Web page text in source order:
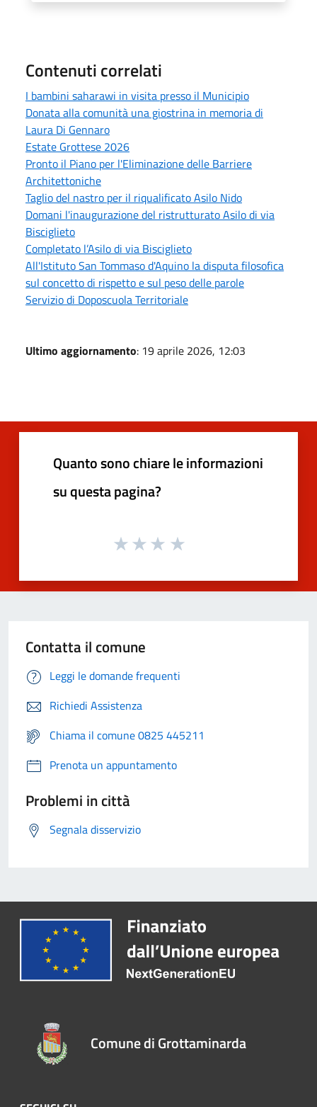
Contenuti correlati
I bambini saharawi in visita presso il Municipio
Donata alla comunità una giostrina in memoria di
Laura Di Gennaro
Estate Grottese 2026
Pronto il Piano per l'Eliminazione delle Barriere
Architettoniche
Taglio del nastro per il riqualificato Asilo Nido
Domani l'inaugurazione del ristrutturato Asilo di via
Bisciglieto
Completato l’Asilo di via Bisciglieto
All'Istituto San Tommaso d'Aquino la disputa filosofica
sul concetto di rispetto e sul peso delle parole
Servizio di Doposcuola Territoriale
Ultimo aggiornamento: 19 aprile 2026, 12:03
Quanto sono chiare le informazioni
su questa pagina?
Contatta il comune
Leggi le domande frequenti
Richiedi Assistenza
Chiama il comune 0825 445211
Prenota un appuntamento
Problemi in città
Segnala disservizio
Comune di Grottaminarda